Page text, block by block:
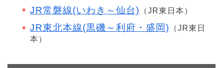
JR常磐線(いわき～仙台) （JR東日本）
JR東北本線(黒磯～利府・盛岡) （JR東日
本）